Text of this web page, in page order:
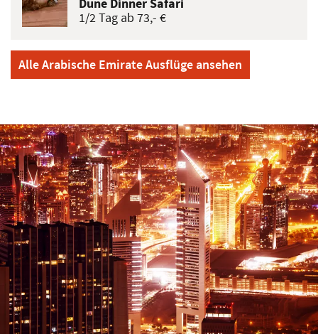
1/2 Tag ab 73,- €
Alle Arabische Emirate Ausflüge ansehen